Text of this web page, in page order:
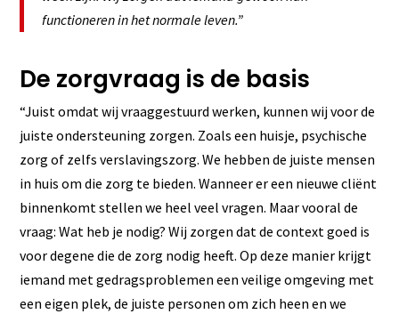
functioneren in het normale leven.”
De zorgvraag is de basis
“Juist omdat wij vraaggestuurd werken, kunnen wij voor de
juiste ondersteuning zorgen. Zoals een huisje, psychische
zorg of zelfs verslavingszorg. We hebben de juiste mensen
in huis om die zorg te bieden. Wanneer er een nieuwe cliënt
binnenkomt stellen we heel veel vragen. Maar vooral de
vraag: Wat heb je nodig? Wij zorgen dat de context goed is
voor degene die de zorg nodig heeft. Op deze manier krijgt
iemand met gedragsproblemen een veilige omgeving met
een eigen plek, de juiste personen om zich heen en we